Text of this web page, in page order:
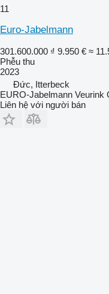
11
Euro-Jabelmann
301.600.000 ₫ 9.950 € ≈
Phễu thu
2023
Đức, Itterbeck
EURO-Jabelmann Veurink
Liên hệ với người bán